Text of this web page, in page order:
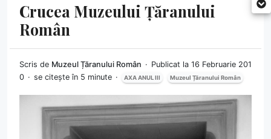
Crucea Muzeului Țăranului
Român
Scris de Muzeul Țăranului Român
Publicat la 16 Februarie 201
0
se citește în 5 minute AXA ANUL III Muzeul Țăranului Român